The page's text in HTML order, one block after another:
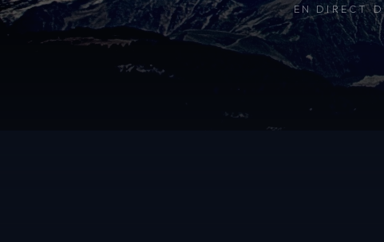
EN DIRECT